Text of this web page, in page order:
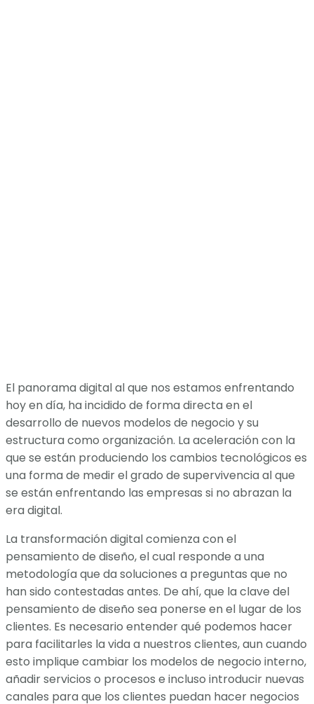
El panorama digital al que nos estamos enfrentando
hoy en día, ha incidido de forma directa en el
desarrollo de nuevos modelos de negocio y su
estructura como organización. La aceleración con la
que se están produciendo los cambios tecnológicos es
una forma de medir el grado de supervivencia al que
se están enfrentando las empresas si no abrazan la
era digital.
La transformación digital comienza con el
pensamiento de diseño, el cual responde a una
metodología que da soluciones a preguntas que no
han sido contestadas antes. De ahí, que la clave del
pensamiento de diseño sea ponerse en el lugar de los
clientes. Es necesario entender qué podemos hacer
para facilitarles la vida a nuestros clientes, aun cuando
esto implique cambiar los modelos de negocio interno,
añadir servicios o procesos e incluso introducir nuevas
canales para que los clientes puedan hacer negocios